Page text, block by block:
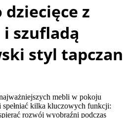
dziecięce z
szufladą
styl tapczan
mebli w pokoju
spełniać kilka kluczowych funkcji:
rozwój wyobraźni podczas